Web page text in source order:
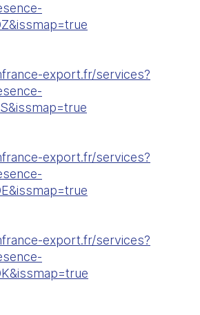
export.fr/services?
export.fr/services?
export.fr/services?